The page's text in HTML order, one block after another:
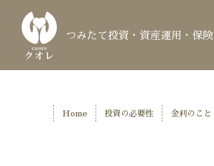
つみたて投資・資産運用・保険
Home 投資の必要性 金利のこと